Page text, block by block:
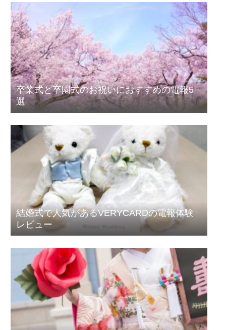
卒業式と卒園式のお祝いにおすすめの電報5
選
結婚式で人気があるVERYCARDの電報体験
レビュー